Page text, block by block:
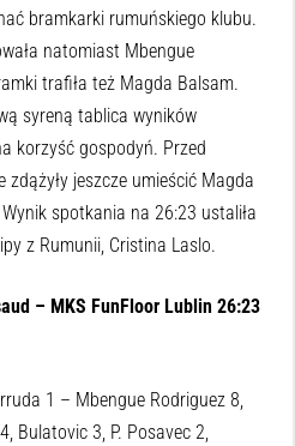
bramkarki rumuńskiego klubu.
natomiast Mbengue
trafiła też Magda Balsam.
syreną tablica wyników
korzyść gospodyń. Przed
zdążyły jeszcze umieścić Magda
spotkania na 26:23 ustaliła
z Rumunii, Cristina Laslo.
– MKS FunFloor Lublin 26:23
1 – Mbengue Rodriguez 8,
Bulatovic 3, P. Posavec 2,